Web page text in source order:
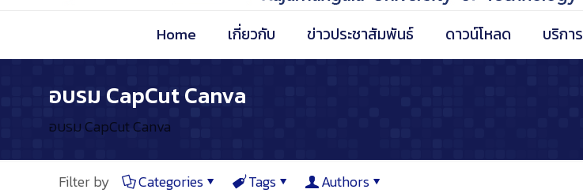
Home เกี่ยวกับ ข่าวประชาสัมพันธ์ ดาวน์โหลด บริการ
อบรม CapCut Canva
อบรม CapCut Canva
Filter by Categories Tags Authors